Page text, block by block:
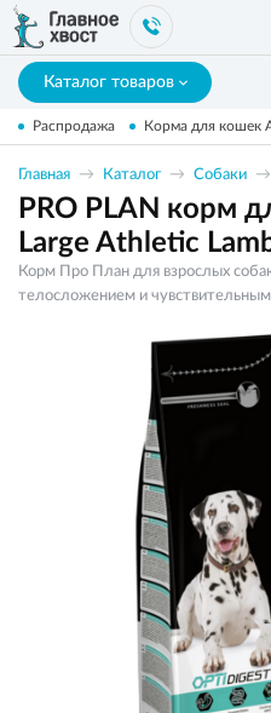
Каталог товаров
Распродажа Корма для кошек
Главная Каталог Собаки
PRO PLAN корм
Large Athletic
Корм Про План для взрослых
телосложением и